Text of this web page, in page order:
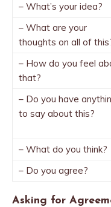
– What’s your idea?
– What are your
thoughts on all of
– How do you feel
that?
– Do you have
to say about this?
– What do you think?
– Do you agree?
Asking for